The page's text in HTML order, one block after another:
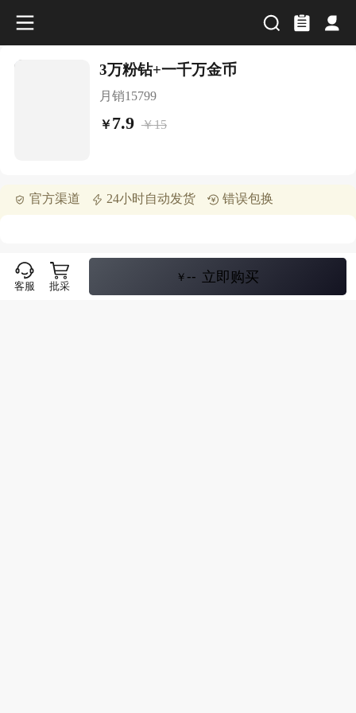
3万粉钻+一千万金币
月销15799
￥7.9 ￥15
官方渠道 24小时自动发货 错误包换
客服 批采
￥ -- 立即购买